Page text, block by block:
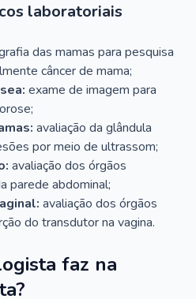
laboratoriais
das mamas para pesquisa
câncer de mama;
exame de imagem para
avaliação da glândula
por meio de ultrassom;
avaliação dos órgãos
parede abdominal;
avaliação dos órgãos
do transdutor na vagina.
faz na